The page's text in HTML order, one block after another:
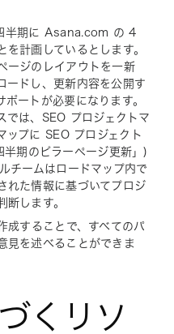
半期に Asana.com の 4
計画しているとします。
ージのレイアウトを一新
ードし、更新内容を公開す
ートが必要になります。
では、SEO プロジェクトマ
ップに SEO プロジェクト
期のピラーページ更新」)
チームはロードマップ内で
れた情報に基づいてプロジ
断します。
成することで、すべてのパ
見を述べることができま
くリソ